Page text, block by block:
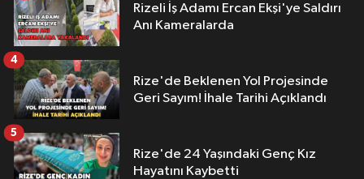
Rizeli İş Adamı Ercan Ekşi'ye Saldırı
Anı Kameralarda
Rize'de Beklenen Yol Projesinde
Geri Sayım! İhale Tarihi Açıklandı
4
Rize'de 24 Yaşındaki Genç Kız
Hayatını Kaybetti
5